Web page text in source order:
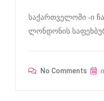
საქართველოში -ი
ლონდონის
No Comments